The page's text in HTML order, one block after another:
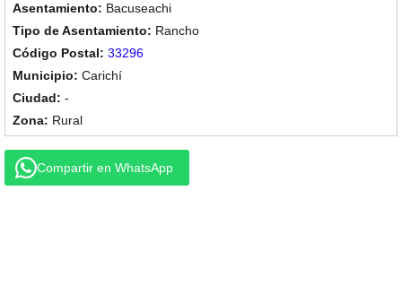
Bacuseachi
Rancho
33296
Carichí
-
Rural
Compartir en WhatsApp